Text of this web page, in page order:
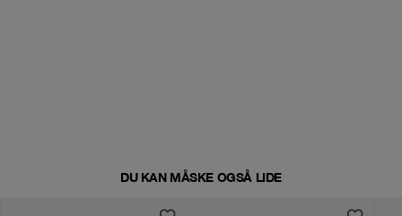
DU KAN MÅSKE OGSÅ LIDE